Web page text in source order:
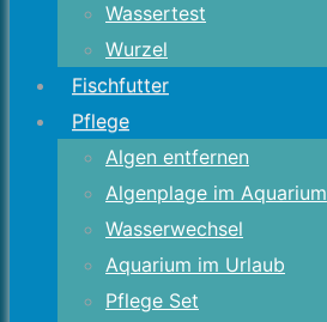
Wassertest
Wurzel
Fischfutter
Pflege
Algen entfernen
Algenplage im Aquarium
Wasserwechsel
Aquarium im Urlaub
Pflege Set